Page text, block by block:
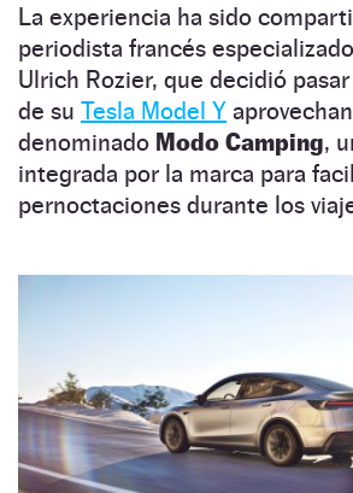
La experiencia ha sido
periodista francés
Ulrich Rozier, que decidió
de su Tesla Model Y
denominado Modo Camping,
integrada por la marca para
pernoctaciones durante los